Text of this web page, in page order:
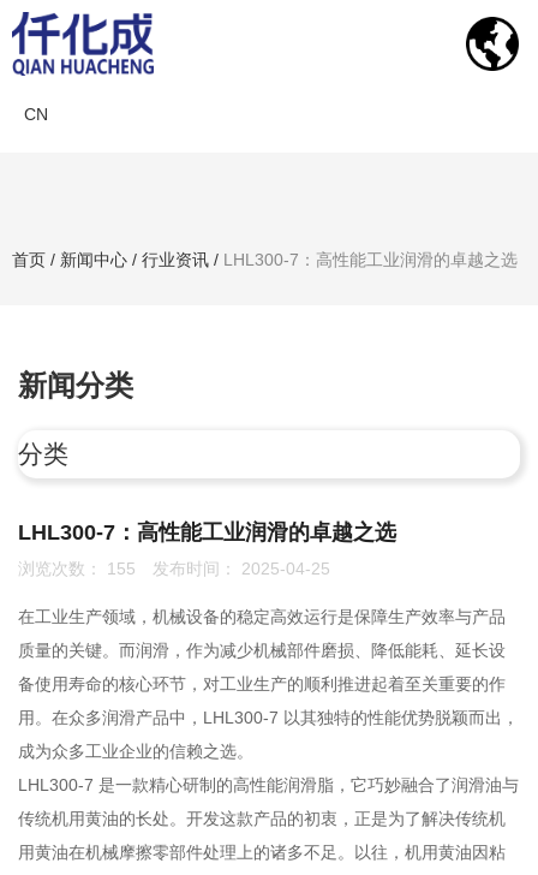
CN
首页 / 新闻中心 / 行业资讯 / LHL300-7：高性能工业润滑的卓越之选
新闻分类
分类
联系我们
0755-86192801
18207556558
q1508@126.COM
LHL300-7：高性能工业润滑的卓越之选
浏览次数： 155 发布时间： 2025-04-25
在工业生产领域，机械设备的稳定高效运行是保障生产效率与产品
质量的关键。而润滑，作为减少机械部件磨损、降低能耗、延长设
备使用寿命的核心环节，对工业生产的顺利推进起着至关重要的作
用。在众多润滑产品中，LHL300-7 以其独特的性能优势脱颖而出，
成为众多工业企业的信赖之选。
LHL300-7 是一款精心研制的高性能润滑脂，它巧妙融合了润滑油与
传统机用黄油的长处。开发这款产品的初衷，正是为了解决传统机
用黄油在机械摩擦零部件处理上的诸多不足。以往，机用黄油因粘